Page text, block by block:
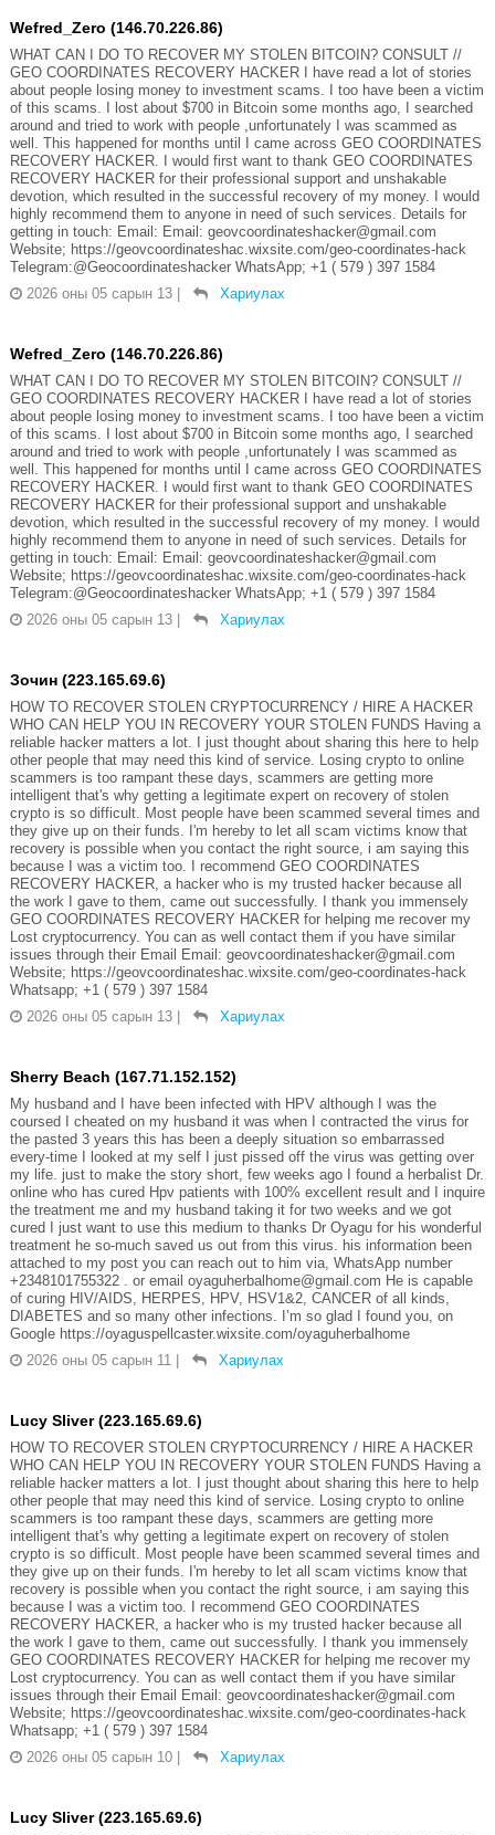
Wefred_Zero (146.70.226.86)
WHAT CAN I DO TO RECOVER MY STOLEN BITCOIN? CONSULT //
GEO COORDINATES RECOVERY HACKER I have read a lot of stories
about people losing money to investment scams. I too have been a victim
of this scams. I lost about $700 in Bitcoin some months ago, I searched
around and tried to work with people ,unfortunately I was scammed as
well. This happened for months until I came across GEO COORDINATES
RECOVERY HACKER. I would first want to thank GEO COORDINATES
RECOVERY HACKER for their professional support and unshakable
devotion, which resulted in the successful recovery of my money. I would
highly recommend them to anyone in need of such services. Details for
getting in touch: Email: Email: geovcoordinateshacker@gmail.com
Website; https://geovcoordinateshac.wixsite.com/geo-coordinates-hack
Telegram:@Geocoordinateshacker WhatsApp; +1 ( 579 ) 397 1584
2026 оны 05 сарын 13
Хариулах
Wefred_Zero (146.70.226.86)
WHAT CAN I DO TO RECOVER MY STOLEN BITCOIN? CONSULT //
GEO COORDINATES RECOVERY HACKER I have read a lot of stories
about people losing money to investment scams. I too have been a victim
of this scams. I lost about $700 in Bitcoin some months ago, I searched
around and tried to work with people ,unfortunately I was scammed as
well. This happened for months until I came across GEO COORDINATES
RECOVERY HACKER. I would first want to thank GEO COORDINATES
RECOVERY HACKER for their professional support and unshakable
devotion, which resulted in the successful recovery of my money. I would
highly recommend them to anyone in need of such services. Details for
getting in touch: Email: Email: geovcoordinateshacker@gmail.com
Website; https://geovcoordinateshac.wixsite.com/geo-coordinates-hack
Telegram:@Geocoordinateshacker WhatsApp; +1 ( 579 ) 397 1584
2026 оны 05 сарын 13
Хариулах
Зочин (223.165.69.6)
HOW TO RECOVER STOLEN CRYPTOCURRENCY / HIRE A HACKER
WHO CAN HELP YOU IN RECOVERY YOUR STOLEN FUNDS Having a
reliable hacker matters a lot. I just thought about sharing this here to help
other people that may need this kind of service. Losing crypto to online
scammers is too rampant these days, scammers are getting more
intelligent that's why getting a legitimate expert on recovery of stolen
crypto is so difficult. Most people have been scammed several times and
they give up on their funds. I'm hereby to let all scam victims know that
recovery is possible when you contact the right source, i am saying this
because I was a victim too. I recommend GEO COORDINATES
RECOVERY HACKER, a hacker who is my trusted hacker because all
the work I gave to them, came out successfully. I thank you immensely
GEO COORDINATES RECOVERY HACKER for helping me recover my
Lost cryptocurrency. You can as well contact them if you have similar
issues through their Email Email: geovcoordinateshacker@gmail.com
Website; https://geovcoordinateshac.wixsite.com/geo-coordinates-hack
Whatsapp; +1 ( 579 ) 397 1584
2026 оны 05 сарын 13
Хариулах
Sherry Beach (167.71.152.152)
My husband and I have been infected with HPV although I was the
coursed I cheated on my husband it was when I contracted the virus for
the pasted 3 years this has been a deeply situation so embarrassed
every-time I looked at my self I just pissed off the virus was getting over
my life. just to make the story short, few weeks ago I found a herbalist Dr.
online who has cured Hpv patients with 100% excellent result and I inquire
the treatment me and my husband taking it for two weeks and we got
cured I just want to use this medium to thanks Dr Oyagu for his wonderful
treatment he so-much saved us out from this virus. his information been
attached to my post you can reach out to him via, WhatsApp number
+2348101755322 . or email oyaguherbalhome@gmail.com He is capable
of curing HIV/AIDS, HERPES, HPV, HSV1&2, CANCER of all kinds,
DIABETES and so many other infections. I’m so glad I found you, on
Google https://oyaguspellcaster.wixsite.com/oyaguherbalhome
2026 оны 05 сарын 11
Хариулах
Lucy Sliver (223.165.69.6)
HOW TO RECOVER STOLEN CRYPTOCURRENCY / HIRE A HACKER
WHO CAN HELP YOU IN RECOVERY YOUR STOLEN FUNDS Having a
reliable hacker matters a lot. I just thought about sharing this here to help
other people that may need this kind of service. Losing crypto to online
scammers is too rampant these days, scammers are getting more
intelligent that's why getting a legitimate expert on recovery of stolen
crypto is so difficult. Most people have been scammed several times and
they give up on their funds. I'm hereby to let all scam victims know that
recovery is possible when you contact the right source, i am saying this
because I was a victim too. I recommend GEO COORDINATES
RECOVERY HACKER, a hacker who is my trusted hacker because all
the work I gave to them, came out successfully. I thank you immensely
GEO COORDINATES RECOVERY HACKER for helping me recover my
Lost cryptocurrency. You can as well contact them if you have similar
issues through their Email Email: geovcoordinateshacker@gmail.com
Website; https://geovcoordinateshac.wixsite.com/geo-coordinates-hack
Whatsapp; +1 ( 579 ) 397 1584
2026 оны 05 сарын 10
Хариулах
Lucy Sliver (223.165.69.6)